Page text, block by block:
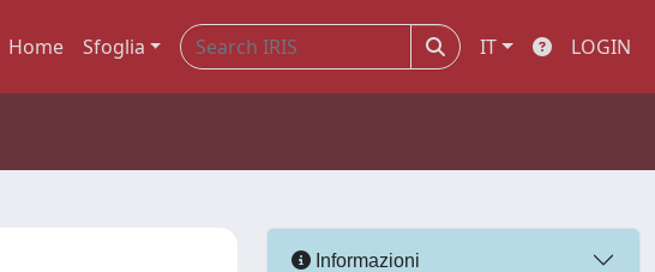
Home Sfoglia IT LOGIN
Informazioni